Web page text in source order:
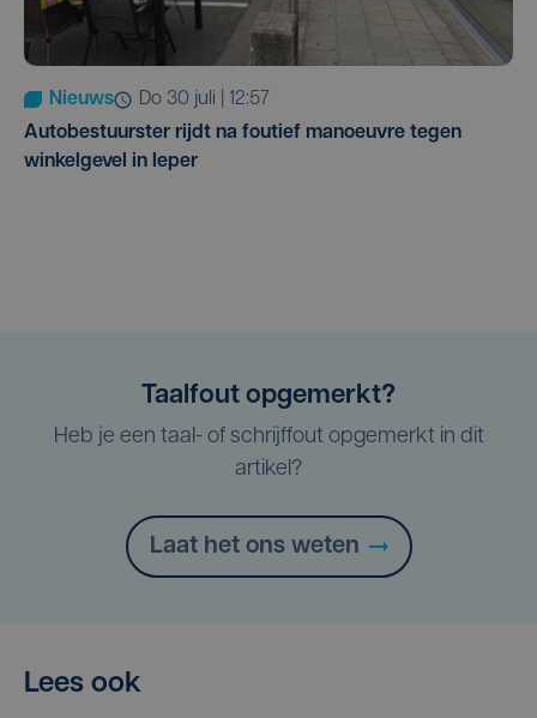
Nieuws
do 30 juli | 12:57
Autobestuurster rijdt na foutief manoeuvre tegen
winkelgevel in Ieper
Taalfout opgemerkt?
Heb je een taal- of schrijffout opgemerkt in dit
artikel?
Laat het ons weten
Lees ook